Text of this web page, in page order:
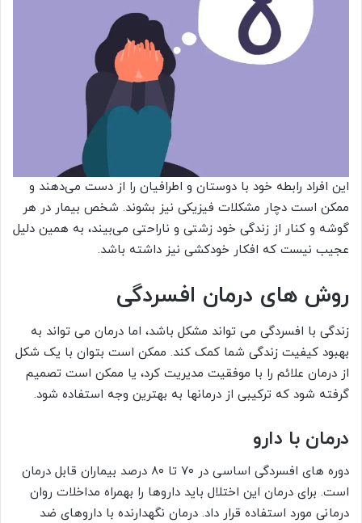
این افراد رابطه خود با دوستان و اطرافیان را از دست می‌دهند و
ممکن است دچار مشکلات فیزیکی نیز بشوند. شخص بیمار در هر
گوشه و کنار از زندگی خود زشتی و ناراحتی می‌بیند، به همین دلیل
عجیب نیست که افکار خودکشی نیز داشته باشد.
روش های درمان افسردگی
زندگی با افسردگی می تواند مشکل باشد، اما درمان می تواند به
بهبود کیفیت زندگی شما کمک کند. ممکن است بتوان با یک شکل
از درمان علائم را با موفقیت مدیریت کرد، یا ممکن است تصمیم
گرفته شود که ترکیبی از درمانها به بهترین وجه استفاده شود.
درمان با دارو
دوره های افسردگی اساسی در ۷۰ تا ۸۰ درصد بیماران قابل درمان
است. برای درمان این اختلال باید داروها را بهمراه مداخلات روان
درمانی مورد استفاده قرار داد. درمان نگهدارنده با داروهای ضد